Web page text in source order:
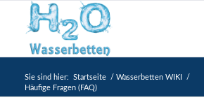
Sie sind hier: Startseite / Wasserbetten WIKI
/
Häufige Fragen (FAQ)